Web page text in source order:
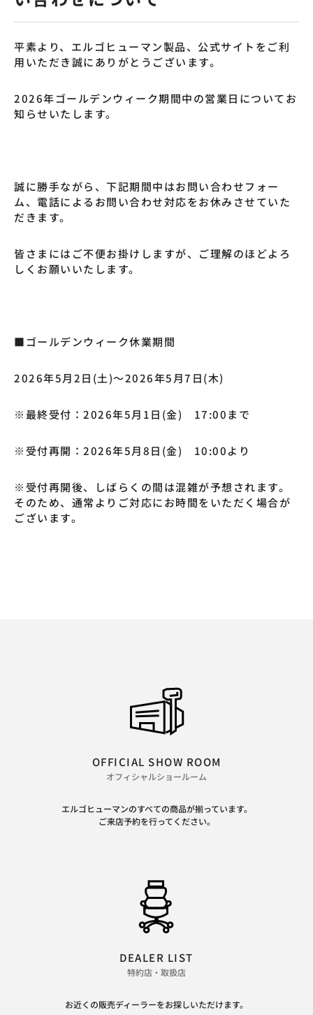
平素より、エルゴヒューマン製品、公式サイトをご利
用いただき誠にありがとうございます。
2026年ゴールデンウィーク期間中の営業日についてお
知らせいたします。
誠に勝手ながら、下記期間中はお問い合わせフォー
ム、電話によるお問い合わせ対応をお休みさせていた
だきます。
皆さまにはご不便お掛けしますが、ご理解のほどよろ
しくお願いいたします。
■ゴールデンウィーク休業期間
2026年5月2日(土)～2026年5月7日(木)
※最終受付：2026年5月1日(金) 17:00まで
※受付再開：2026年5月8日(金) 10:00より
※受付再開後、しばらくの間は混雑が予想されます。
そのため、通常よりご対応にお時間をいただく場合が
ございます。
OFFICIAL SHOW ROOM
オフィシャルショールーム
エルゴヒューマンのすべての商品が揃っています。
ご来店予約を行ってください。
DEALER LIST
特約店・取扱店
お近くの販売ディーラーをお探しいただけます。